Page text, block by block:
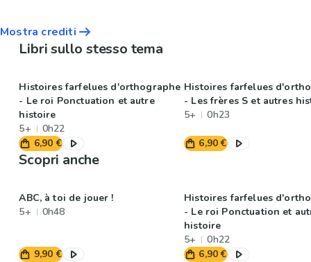
Mostra crediti
Libri sullo stesso tema
Histoires farfelues d'orthographe
- Le roi Ponctuation et autre
histoire
5+
0h22
6,90 €
Histoires farfelues
- Les frères S et autres
5+
0h23
6,90 €
Scopri anche
ABC, à toi de jouer !
5+
0h48
9,90 €
Histoires farfelues
- Le roi Ponctuation et
histoire
5+
0h22
6,90 €